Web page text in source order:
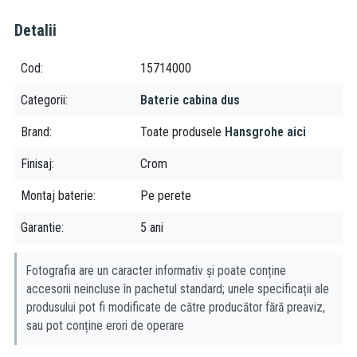
Detalii
Cod 15714000
Categorii Baterie cabina dus
Brand Toate produsele Hansgrohe aici
Finisaj Crom
Montaj baterie Pe perete
Garantie 5 ani
Fotografia are un caracter informativ și poate conține
accesorii neincluse în pachetul standard; unele specificații ale
produsului pot fi modificate de către producător fără preaviz,
sau pot conține erori de operare